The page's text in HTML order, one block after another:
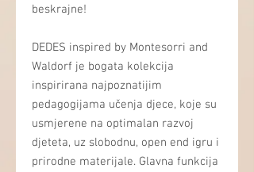
beskrajne!
DEDES inspired by Montesorri and
Waldorf je bogata kolekcija
inspirirana najpoznatijim
pedagogijama učenja djece, koje su
usmjerene na optimalan razvoj
djeteta, uz slobodnu, open end igru i
prirodne materijale. Glavna funkcija